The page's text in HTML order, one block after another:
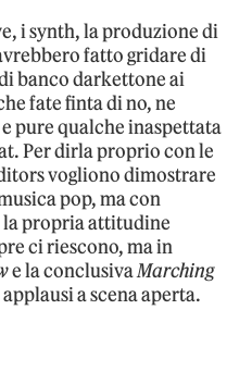
i synth, la produzione di
fatto gridare di
banco darkettone ai
fate finta di no, ne
pure qualche inaspettata
Per dirla proprio con le
vogliono dimostrare
pop, ma con
la propria attitudine
ci riescono, ma in
e la conclusivaMarching
a scena aperta.